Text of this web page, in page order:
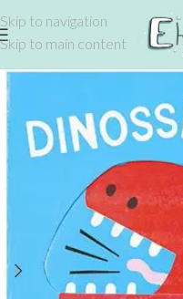
Skip to navigation
Skip to main content